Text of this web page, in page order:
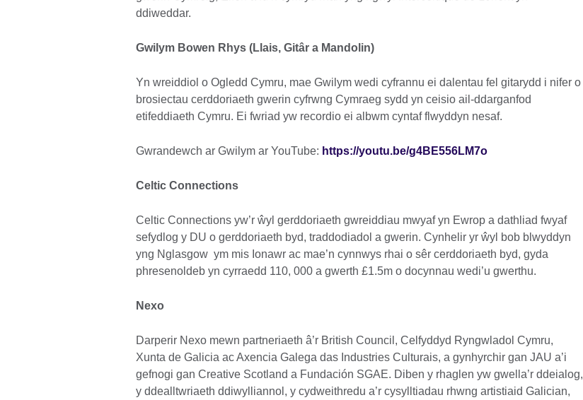
ddiweddar.
Gwilym Bowen Rhys (Llais, Gitâr a Mandolin)
Yn wreiddiol o Ogledd Cymru, mae Gwilym wedi cyfrannu ei dalentau fel gitarydd i nifer o
brosiectau cerddoriaeth gwerin cyfrwng Cymraeg sydd yn ceisio ail-ddarganfod
etifeddiaeth Cymru. Ei fwriad yw recordio ei albwm cyntaf flwyddyn nesaf.
Gwrandewch ar Gwilym ar YouTube: https://youtu.be/g4BE556LM7o
Celtic Connections
Celtic Connections yw’r ŵyl gerddoriaeth gwreiddiau mwyaf yn Ewrop a dathliad fwyaf
sefydlog y DU o gerddoriaeth byd, traddodiadol a gwerin. Cynhelir yr ŵyl bob blwyddyn
yng Nglasgow ym mis Ionawr ac mae’n cynnwys rhai o sêr cerddoriaeth byd, gyda
phresenoldeb yn cyrraedd 110, 000 a gwerth £1.5m o docynnau wedi’u gwerthu.
Nexo
Darperir Nexo mewn partneriaeth â’r British Council, Celfyddyd Ryngwladol Cymru,
Xunta de Galicia ac Axencia Galega das Industries Culturais, a gynhyrchir gan JAU a’i
gefnogi gan Creative Scotland a Fundación SGAE. Diben y rhaglen yw gwella’r ddeialog,
y ddealltwriaeth ddiwylliannol, y cydweithredu a’r cysylltiadau rhwng artistiaid Galician,